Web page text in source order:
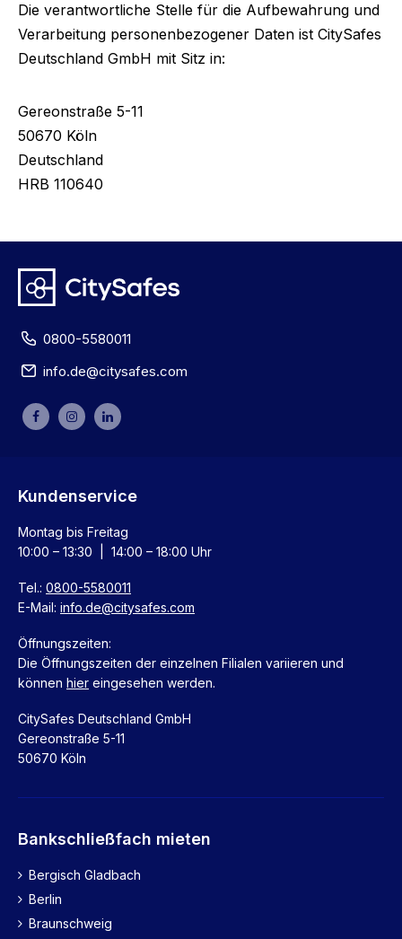
Die verantwortliche Stelle für die Aufbewahrung und
Verarbeitung personenbezogener Daten ist CitySafes
Deutschland GmbH mit Sitz in:
Gereonstraße 5-11
50670 Köln
Deutschland
HRB 110640
0800-5580011
info.de@citysafes.com
Kundenservice
Montag bis Freitag
10:00 – 13:30 | 14:00 – 18:00 Uhr
Tel.: 0800-5580011
E-Mail: info.de@citysafes.com
Öffnungszeiten:
Die Öffnungszeiten der einzelnen Filialen variieren und
können hier eingesehen werden.
CitySafes Deutschland GmbH
Gereonstraße 5-11
50670 Köln
Bankschließfach mieten
Bergisch Gladbach
Berlin
Braunschweig